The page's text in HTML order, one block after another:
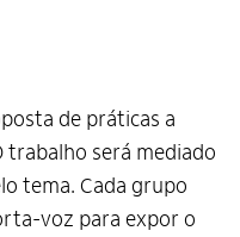
de práticas a
trabalho será mediado
tema. Cada grupo
voz para expor o